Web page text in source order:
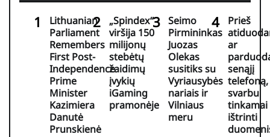
Lithuanian
Parliament
Remembers
First Post-
Independence
Prime
Minister
Kazimiera
Danutė
Prunskienė
„Spindex“
viršija 150
milijonų
stebėtų
žaidimų
įvykių
iGaming
pramonėje
Seimo
Pirmininkas
Juozas
Olekas
susitiks su
Vyriausybės
nariais ir
Vilniaus
meru
Prieš
ar
senąjį
telefoną,
svarbu
tinkamai
ištrinti